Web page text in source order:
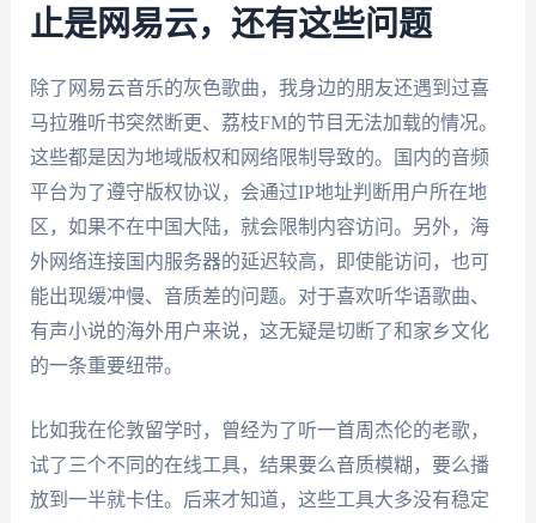
止是网易云，还有这些问题
除了网易云音乐的灰色歌曲，我身边的朋友还遇到过喜
马拉雅听书突然断更、荔枝FM的节目无法加载的情况。
这些都是因为地域版权和网络限制导致的。国内的音频
平台为了遵守版权协议，会通过IP地址判断用户所在地
区，如果不在中国大陆，就会限制内容访问。另外，海
外网络连接国内服务器的延迟较高，即使能访问，也可
能出现缓冲慢、音质差的问题。对于喜欢听华语歌曲、
有声小说的海外用户来说，这无疑是切断了和家乡文化
的一条重要纽带。
比如我在伦敦留学时，曾经为了听一首周杰伦的老歌，
试了三个不同的在线工具，结果要么音质模糊，要么播
放到一半就卡住。后来才知道，这些工具大多没有稳定